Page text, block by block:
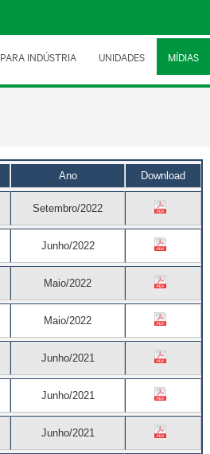
PARA INDÚSTRIA UNIDADES MÍDIAS
Ano Download
Setembro/2022
Junho/2022
Maio/2022
Maio/2022
Junho/2021
Junho/2021
Junho/2021